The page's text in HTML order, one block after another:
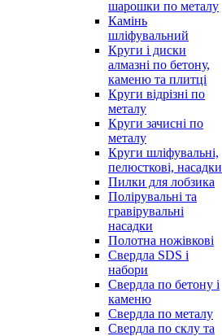
шарошки по металу
Камінь
шліфувальний
Круги і диски
алмазні по бетону,
каменю та плитці
Круги відрізні по
металу
Круги зачисні по
металу
Круги шліфувальні,
пелюсткові, насадки
Пилки для лобзика
Полірувальні та
гравірувальні
насадки
Полотна ножівкові
Свердла SDS і
набори
Свердла по бетону і
каменю
Свердла по металу
Свердла по склу та